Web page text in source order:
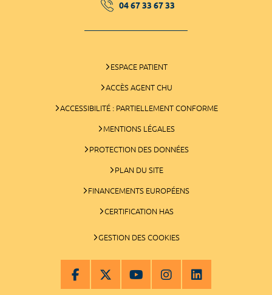
04 67 33 67 33
ESPACE PATIENT
ACCÈS AGENT CHU
ACCESSIBILITÉ : PARTIELLEMENT CONFORME
MENTIONS LÉGALES
PROTECTION DES DONNÉES
PLAN DU SITE
FINANCEMENTS EUROPÉENS
CERTIFICATION HAS
GESTION DES COOKIES